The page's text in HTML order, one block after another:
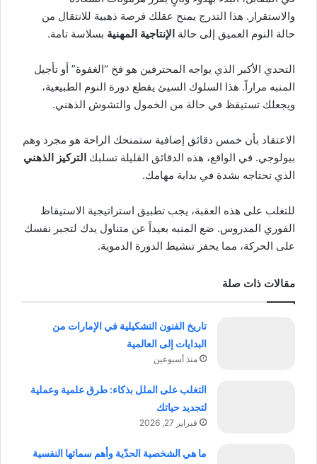
والاستقرار. هذا التدرج يمنح عقلك فرصة ذهبية للانتقال من
حالة النوم العميق إلى حالة الإنتاجية المهنية بسلاسة تامة.
التحدي الأكبر الذي يواجه المحترفين هو فخ “الغفوة” أو تأجيل
المنبه مراراً. هذا السلوك السيئ يقطع دورة النوم الطبيعية،
ويجعلك تستيقظ في حالة من الخمول والتشوش الذهني.
الاعتقاد بأن خمس دقائق إضافية ستمنحك الراحة هو مجرد وهم
بيولوجي. في الواقع، هذه الدقائق القليلة تسلبك التركيز الذهني
الذي تحتاجه بشدة في بداية مهامك.
للتغلب على هذه العقبة، يجب تطبيق استراتيجية الاستيقاظ
الفوري المدروس. ضع المنبه بعيداً عن متناول يدك لتجبر نفسك
على الحركة، مما يحفز تنشيط الدورة الدموية.
مقالات ذات صلة
تاريخ الفنون التشكيلية في الإمارات من
البدايات إلى العالمية
منذ أسبوعين
التغلب على الملل بذكاء: طرق علمية وعملية
لتجديد حياتك
فبراير 27, 2026
ما هي الشخصية الحدّية وأهم سماتها النفسية